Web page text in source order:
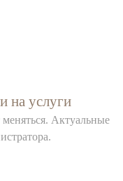
на услуги
Актуальные